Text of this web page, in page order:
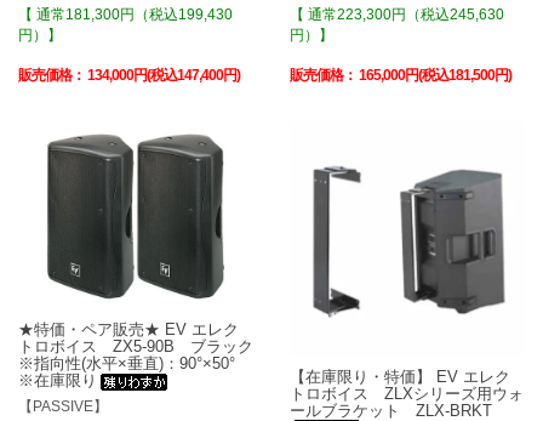
【 通常181,300円（税込199,430
円）】
販売価格： 134,000円(税込147,400円)
【 通常223,300円（税込245,630
円）】
販売価格： 165,000円(税込181,500円)
★特価・ペア販売★ EV エレク
トロボイス ZX5-90B ブラック
※指向性(水平×垂直)：90°×50°
※在庫限り
【PASSIVE】
【在庫限り・特価】 EV エレク
トロボイス ZLXシリーズ用ウォ
ールブラケット ZLX-BRKT